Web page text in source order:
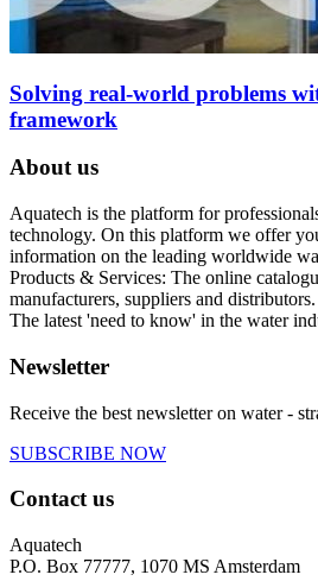
Solving real-world problems
framework
About us
Aquatech is the platform for
technology. On this platform we offer
information on the leading worldwide
Products & Services: The online
manufacturers, suppliers and
The latest 'need to know' in the water
Newsletter
Receive the best newsletter on water -
SUBSCRIBE NOW
Contact us
Aquatech
P.O. Box 77777, 1070 MS Amsterdam